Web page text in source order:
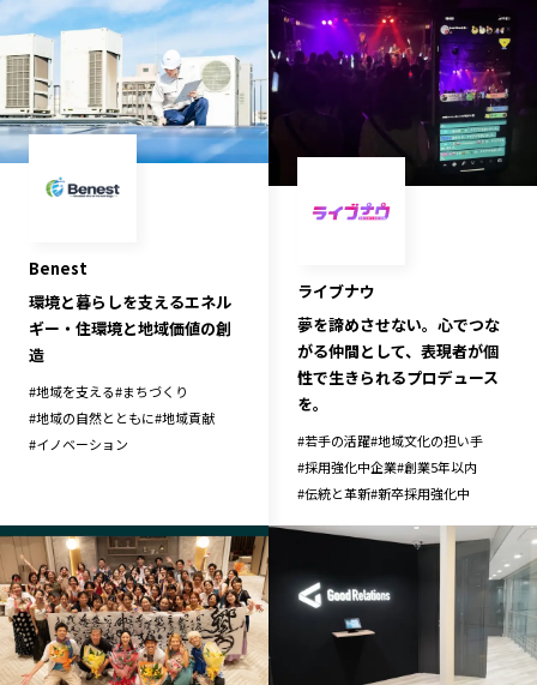
イベント
飲食店
地域豆知識
ニッポンの百選大全集
Sporkle
「人」から探す
お問い合わせ 会社概要
Benest
環境と暮らしを支えるエネル
ギー・住環境と地域価値の創
造
#地域を支える#まちづくり
#地域の自然とともに#地域貢献
#イノベーション
ライブナウ
夢を諦めさせない。心でつな
がる仲間として、表現者が個
性で生きられるプロデュース
を。
#若手の活躍#地域文化の担い手
#採用強化中企業#創業5年以内
#伝統と革新#新卒採用強化中